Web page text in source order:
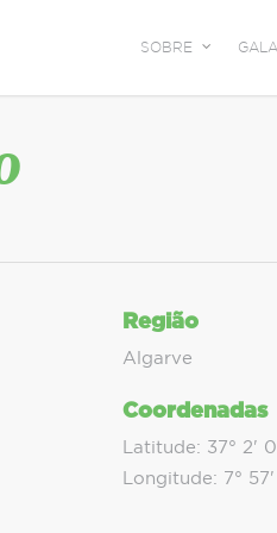
SOBRE
Região
Algarve
Coordenadas
Latitude: 37° 2'
Longitude: 7°